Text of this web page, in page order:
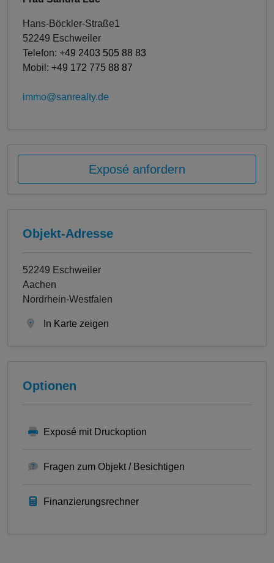
Hans-Böckler-Straße1
52249 Eschweiler
Telefon: +49 2403 505 88 83
Mobil: +49 172 775 88 87
immo@sanrealty.de
Exposé anfordern
Objekt-Adresse
52249 Eschweiler
Aachen
Nordrhein-Westfalen
In Karte zeigen
Optionen
Exposé mit Druckoption
Fragen zum Objekt / Besichtigen
Finanzierungsrechner